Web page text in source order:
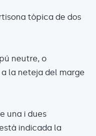
tòpica de dos
neutre, o
la neteja del marge
una i dues
indicada la